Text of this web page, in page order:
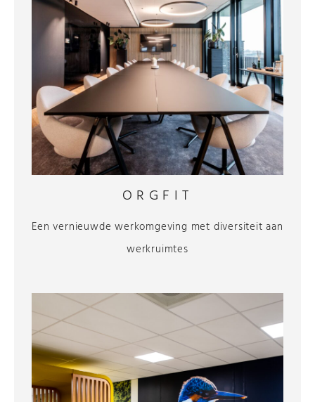
ORGFIT
Een vernieuwde werkomgeving met diversiteit aan
werkruimtes